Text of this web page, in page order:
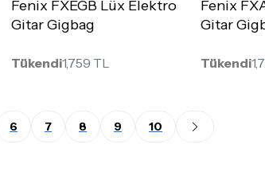
Fenix FXEGB Lüx Elektro
Gitar Gigbag
Tükendi1,759 TL
Fenix
Gitar
Tükendi
6 7 8 9 10